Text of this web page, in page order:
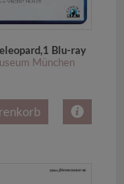
Blu-ray
München